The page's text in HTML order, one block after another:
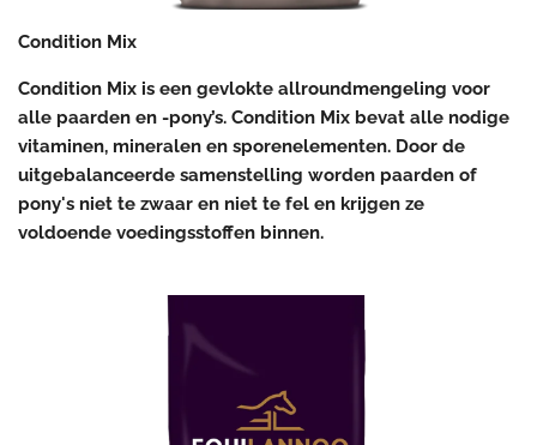
Condition Mix
Condition Mix is een gevlokte allroundmengeling voor
alle paarden en -pony’s. Condition Mix bevat alle nodige
vitaminen, mineralen en sporenelementen. Door de
uitgebalanceerde samenstelling worden paarden of
pony's niet te zwaar en niet te fel en krijgen ze
voldoende voedingsstoffen binnen.